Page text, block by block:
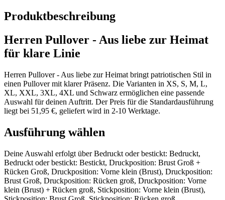
Produktbeschreibung
Herren Pullover - Aus liebe zur Heimat
für klare Linie
Herren Pullover - Aus liebe zur Heimat bringt patriotischen Stil in
einen Pullover mit klarer Präsenz. Die Varianten in XS, S, M, L,
XL, XXL, 3XL, 4XL und Schwarz ermöglichen eine passende
Auswahl für deinen Auftritt. Der Preis für die Standardausführung
liegt bei 51,95 €, geliefert wird in 2-10 Werktage.
Ausführung wählen
Deine Auswahl erfolgt über Bedruckt oder bestickt: Bedruckt,
Bedruckt oder bestickt: Bestickt, Druckposition: Brust Groß +
Rücken Groß, Druckposition: Vorne klein (Brust), Druckposition:
Brust Groß, Druckposition: Rücken groß, Druckposition: Vorne
klein (Brust) + Rücken groß, Stickposition: Vorne klein (Brust),